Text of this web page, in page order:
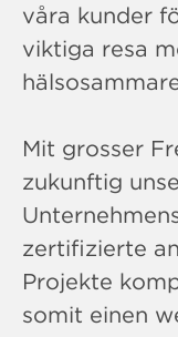
våra kunder
viktiga resa
Mit grosser
zukunftig
zertifizierte
Projekte
somit einen